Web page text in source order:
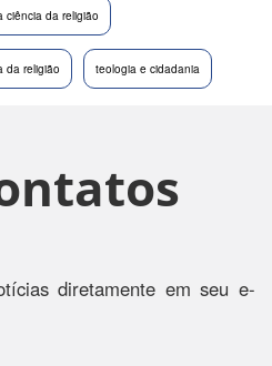
ciência da religião
da religião teologia e cidadania
diretamente em seu e-